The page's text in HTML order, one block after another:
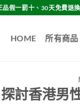
假一罰十、30天免費退換
HOME 所有商品
探討香港男